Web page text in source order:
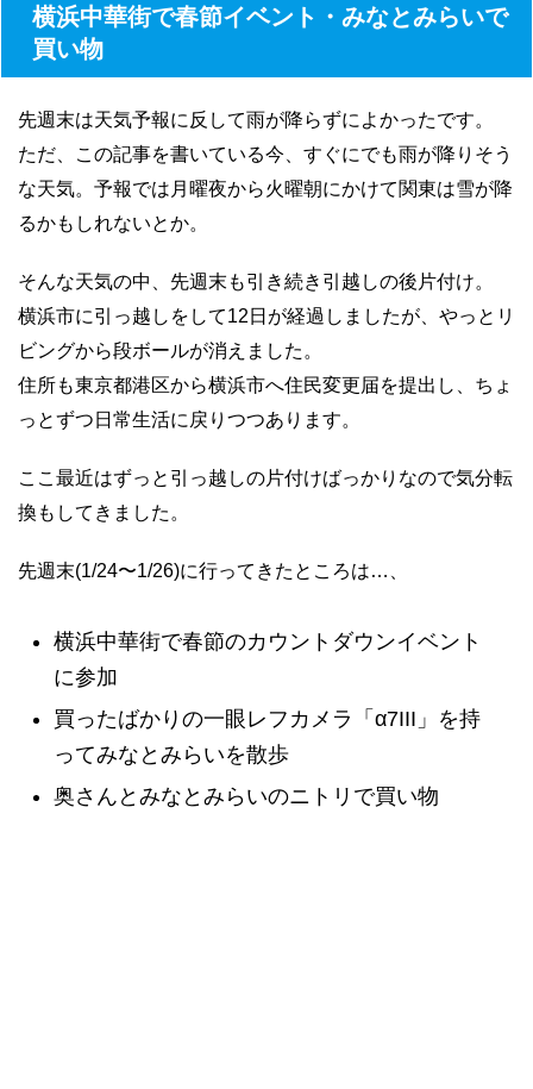
横浜中華街で春節イベント・みなとみらいで
買い物
先週末は天気予報に反して雨が降らずによかったです。
ただ、この記事を書いている今、すぐにでも雨が降りそう
な天気。予報では月曜夜から火曜朝にかけて関東は雪が降
るかもしれないとか。
そんな天気の中、先週末も引き続き引越しの後片付け。
横浜市に引っ越しをして12日が経過しましたが、やっとリ
ビングから段ボールが消えました。
住所も東京都港区から横浜市へ住民変更届を提出し、ちょ
っとずつ日常生活に戻りつつあります。
ここ最近はずっと引っ越しの片付けばっかりなので気分転
換もしてきました。
先週末(1/24〜1/26)に行ってきたところは…、
横浜中華街で春節のカウントダウンイベント
に参加
買ったばかりの一眼レフカメラ「α7III」を持
ってみなとみらいを散歩
奥さんとみなとみらいのニトリで買い物